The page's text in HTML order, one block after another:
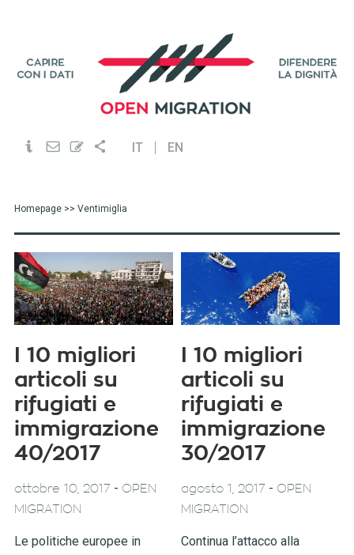
IT EN
Homepage>> Ventimiglia
I 10 migliori
articoli su
rifugiati e
immigrazione
40/2017
ottobre 10, 2017 - OPEN
MIGRATION
Le politiche europee in
I 10 migliori
articoli su
rifugiati e
immigrazione
30/2017
agosto 1, 2017 - OPEN
MIGRATION
Continua l’attacco alla